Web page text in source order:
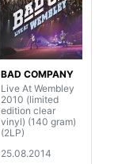
BAD COMPANY
Live At Wembley
2010 (limited
edition clear
vinyl) (140 gram)
(2LP)
25.08.2014